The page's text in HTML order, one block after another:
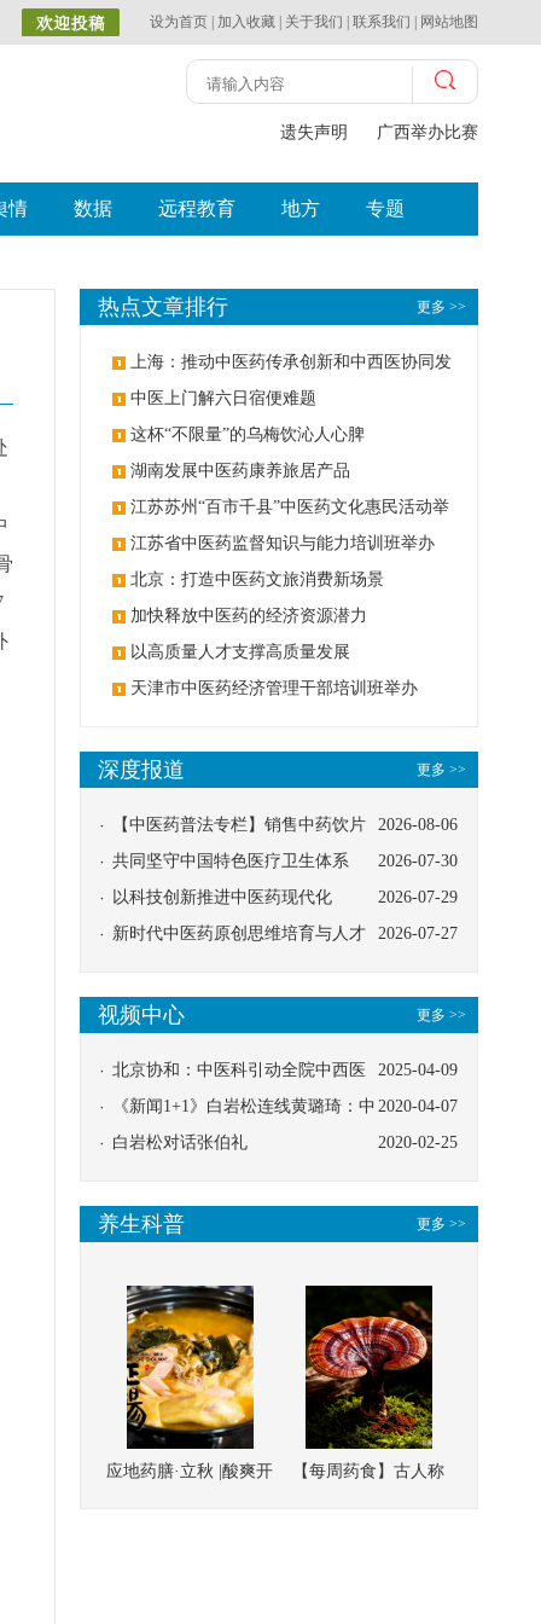
设为首页 加入收藏 关于我们 联系我们 网站地图
遗失声明 广西举办比赛探索中
情 数据 远程教育 地方 专题
更多 >>
热点文章排行
上海：推动中医药传承创新和中西医协同发
展 中医上门解六日宿便难题
这杯“不限量”的乌梅饮沁人心脾
湖南发展中医药康养旅居产品
江苏苏州“百市千县”中医药文化惠民活动举
办 江苏省中医药监督知识与能力培训班举办
北京：打造中医药文旅消费新场景
加快释放中医药的经济资源潜力
以高质量人才支撑高质量发展
天津市中医药经济管理干部培训班举办
更多 >>
深度报道
2026-08-06
【中医药普法专栏】销售中药饮片
应告知煎服方法及注意事项
2026-07-30
共同坚守中国特色医疗卫生体系
2026-07-29
以科技创新推进中医药现代化
2026-07-27
新时代中医药原创思维培育与人才
更多 >>
视频中心
2025-04-09
北京协和：中医科引动全院中西医
协同
2020-04-07
《新闻1+1》白岩松连线黄璐琦：中
医救治的临床效果
2020-02-25
白岩松对话张伯礼
更多 >>
养生科普
应地药膳·立秋 |酸爽开
【每周药食】古人称